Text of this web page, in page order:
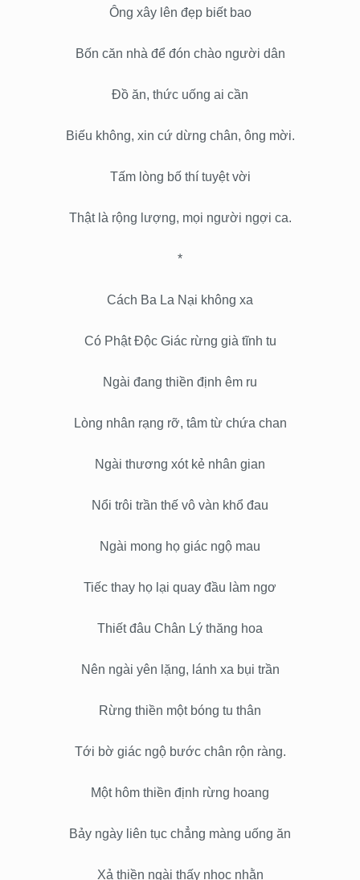
Ông xây lên đẹp biết bao
Bốn căn nhà để đón chào người dân
Đồ ăn, thức uống ai cần
Biếu không, xin cứ dừng chân, ông mời.
Tấm lòng bố thí tuyệt vời
Thật là rộng lượng, mọi người ngợi ca.
*
Cách Ba La Nại không xa
Có Phật Độc Giác rừng già tĩnh tu
Ngài đang thiền định êm ru
Lòng nhân rạng rỡ, tâm từ chứa chan
Ngài thương xót kẻ nhân gian
Nổi trôi trần thế vô vàn khổ đau
Ngài mong họ giác ngộ mau
Tiếc thay họ lại quay đầu làm ngơ
Thiết đâu Chân Lý thăng hoa
Nên ngài yên lặng, lánh xa bụi trần
Rừng thiền một bóng tu thân
Tới bờ giác ngộ bước chân rộn ràng.
Một hôm thiền định rừng hoang
Bảy ngày liên tục chẳng màng uống ăn
Xả thiền ngài thấy nhọc nhằn